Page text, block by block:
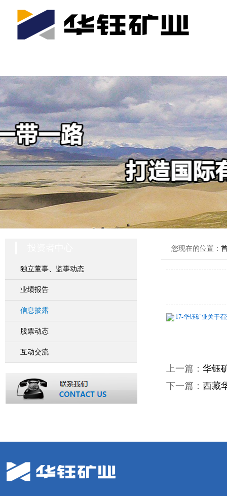
独立董事、监事动态
业绩报告
信息披露
股票动态
互动交流
您现在的位置：
17-华钰矿业关于
上一篇： 华钰
下一篇： 西藏